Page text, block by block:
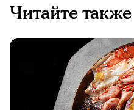
Читайте также